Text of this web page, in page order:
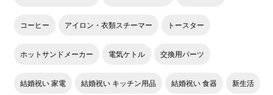
コーヒー アイロン・衣類スチーマー トースター
ホットサンドメーカー 電気ケトル 交換用パーツ
結婚祝い 家電 結婚祝い キッチン用品 結婚祝い 食器 新生活